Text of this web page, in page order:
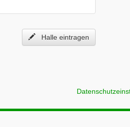
Halle eintragen